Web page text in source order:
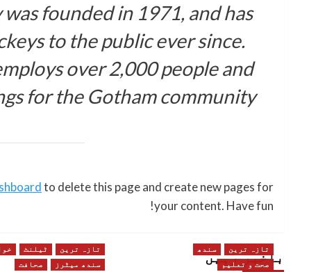
founded in 1971, and has
to the public ever since.
over 2,000 people and
for the Gotham community.
to delete this page and create new pages for
your content. Have fun!
باخبر رہیں
تازہ ترین
سندھ
صحت و تعلیم
تازہ ترین ٹیلنٹ
سندھ میٹرز
صحافت